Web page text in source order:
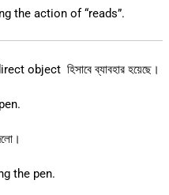
the action of “reads”.
object হিসাবে ব্যাবহার হয়েছে।
the pen.